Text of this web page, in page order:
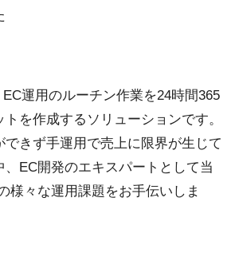
運用のルーチン作業を24時間365
トを作成するソリューションです。
できず手運用で売上に限界が生じて
、EC開発のエキスパートとして当
様々な運用課題をお手伝いしま